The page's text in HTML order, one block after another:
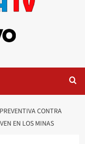
CONTRA
EN LOS MINAS